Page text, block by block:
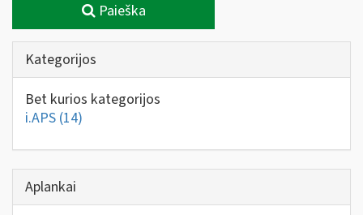
Paieška
Kategorijos
Bet kurios kategorijos
i.APS (14)
Aplankai